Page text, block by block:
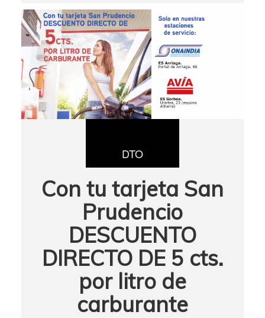
DTO
Con tu tarjeta San
Prudencio
DESCUENTO
DIRECTO DE 5 cts.
por litro de
carburante